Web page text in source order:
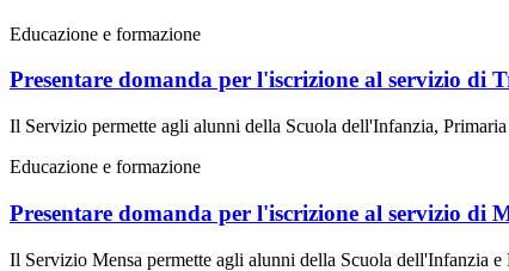
Educazione e formazione
Presentare domanda per l'iscrizione al servizio di
Il Servizio permette agli alunni della Scuola dell'Infanzia,
Educazione e formazione
Presentare domanda per l'iscrizione al servizio di
Il Servizio Mensa permette agli alunni della Scuola dell'Infanzia